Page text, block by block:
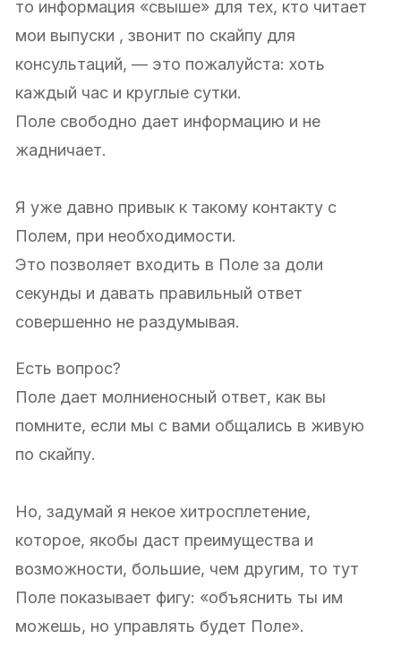
то информация «свыше» для тех, кто читает
мои выпуски , звонит по скайпу для
консультаций, — это пожалуйста: хоть
каждый час и круглые сутки.
Поле свободно дает информацию и не
жадничает.
Я уже давно привык к такому контакту с
Полем, при необходимости.
Это позволяет входить в Поле за доли
секунды и давать правильный ответ
совершенно не раздумывая.
Есть вопрос?
Поле дает молниеносный ответ, как вы
помните, если мы с вами общались в живую
по скайпу.
Но, задумай я некое хитросплетение,
которое, якобы даст преимущества и
возможности, большие, чем другим, то тут
Поле показывает фигу: «объяснить ты им
можешь, но управлять будет Поле».